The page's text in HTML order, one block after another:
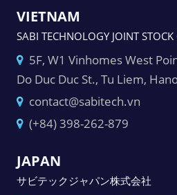
VIETNAM
SABI TECHNOLOGY JOINT
5F, W1 Vinhomes West
Do Duc Duc St., Tu Liem,
contact@sabitech.vn
(+84) 398-262-879
JAPAN
サビテックジャパン株式会社